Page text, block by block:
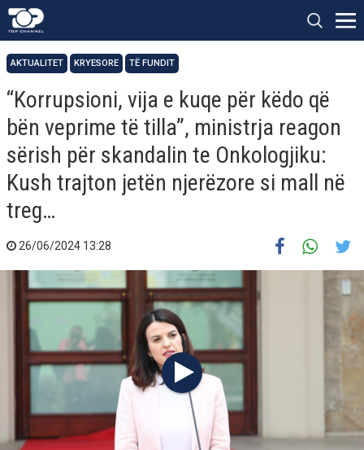
AKTUALITET KRYESORE TË FUNDIT
“Korrupsioni, vija e kuqe për këdo që
bën veprime të tilla”, ministrja reagon
sërish për skandalin te Onkologjiku:
Kush trajton jetën njerëzore si mall në
treg…
26/06/2024 13:28